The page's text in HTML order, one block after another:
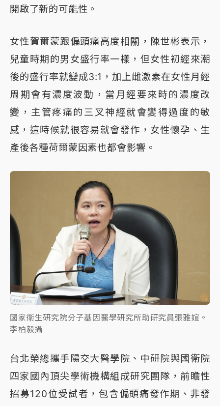
開啟了新的可能性。
女性賀爾蒙跟偏頭痛高度相關，陳世彬表示，
兒童時期的男女盛行率一樣，但女性初經來潮
後的盛行率就變成3:1，加上雌激素在女性月經
周期會有濃度波動，當月經要來時的濃度改
變，主管疼痛的三叉神經就會變得過度的敏
感，這時候就很容易就會發作，女性懷孕、生
產後各種荷爾蒙因素也都會影響。
國家衛生研究院分子基因醫學研究所助研究員張雅媗。
李柏毅攝
台北榮總攜手陽交大醫學院、中研院與國衛院
四家國內頂尖學術機構組成研究團隊，前瞻性
招募120位受試者，包含偏頭痛發作期、非發